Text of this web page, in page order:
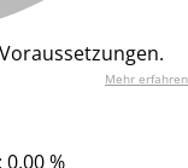
Mehr erfahren
%